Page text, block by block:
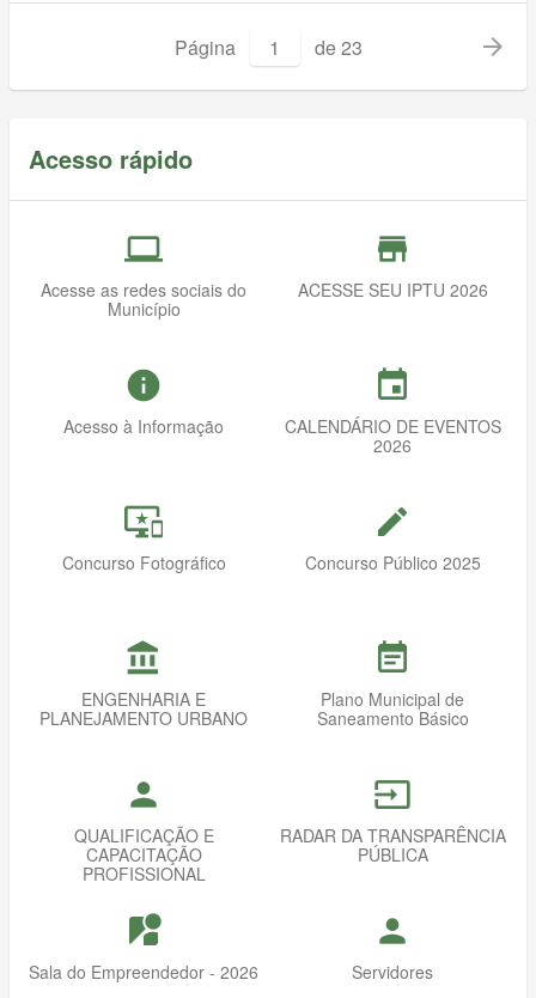
arrow_forward
Página de23
Acesso rápido
computer
Acesse as redes sociais do
Município
store_mall_directory
ACESSE SEU IPTU 2026
info
Acesso à Informação
event
CALENDÁRIO DE EVENTOS
2026
important_devices
Concurso Fotográfico
mode_edit
Concurso Público 2025
account_balance
ENGENHARIA E
PLANEJAMENTO URBANO
event_note
Plano Municipal de
Saneamento Básico
person
QUALIFICAÇÃO E
CAPACITAÇÃO
PROFISSIONAL
input
RADAR DA TRANSPARÊNCIA
PÚBLICA
streetview
Sala do Empreendedor - 2026
person
Servidores